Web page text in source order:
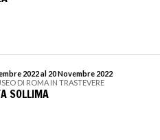
2022 al 20 Novembre 2022
DI ROMA IN TRASTEVERE
SOLLIMA